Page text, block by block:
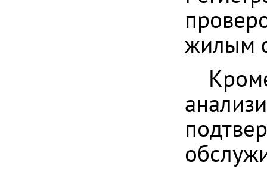
жилым